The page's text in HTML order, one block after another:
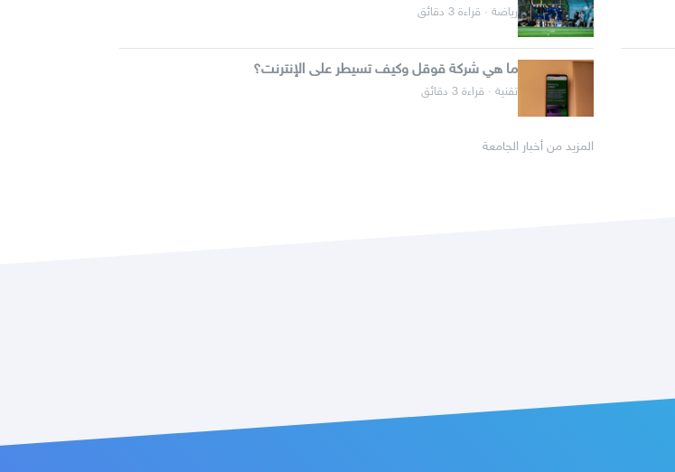
رياضة · قراءة 3 دقائق
ما هي شركة قوقل وكيف تسيطر على الإنترنت؟
تقنية · قراءة 3 دقائق
المزيد من أخبار الجامعة